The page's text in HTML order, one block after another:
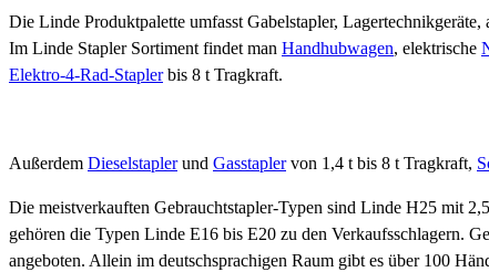
Die Linde Produktpalette umfasst Gabelstapler,
Im Linde Stapler Sortiment findet man Handhubwagen, elektrische
Elektro-4-Rad-Staplerbis 8 t Tragkraft.
Außerdem Dieselstaplerund Gasstaplervon 1,4 t bis 8 t Tragkraft,
Die meistverkauften Gebrauchtstapler-Typen sind Linde H25 mit
gehören die Typen Linde E16 bis E20 zu den Verkaufsschlagern.
angeboten. Allein im deutschsprachigen Raum gibt es über 100